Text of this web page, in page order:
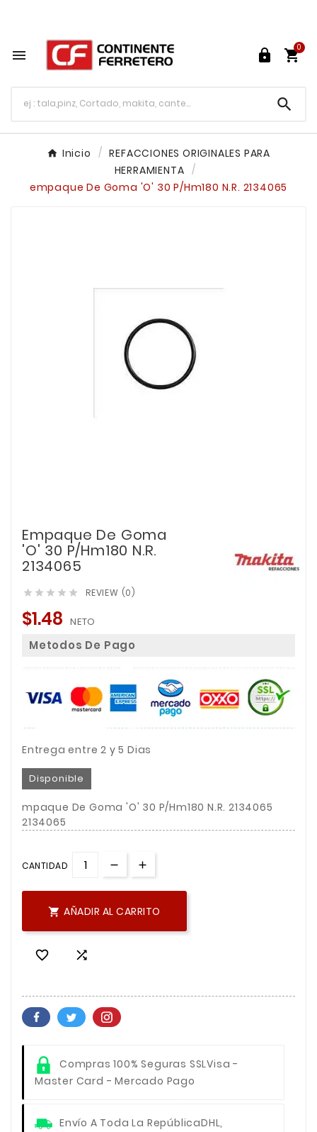
  
0

Inicio
REFACCIONES ORIGINALES PARA
HERRAMIENTA
empaque De Goma 'O' 30 P/Hm180 N.R. 2134065
Empaque De Goma
'O' 30 P/Hm180 N.R.
2134065
     REVIEW (0)
$1.48 NETO
Metodos De Pago
Entrega entre 2 y 5 Dias
Disponible
mpaque De Goma 'O' 30 P/Hm180 N.R. 2134065
2134065
CANTIDAD
 AÑADIR AL CARRITO
 
Compras 100% Seguras SSLVisa -
Master Card - Mercado Pago
Envío A Toda La RepúblicaDHL,